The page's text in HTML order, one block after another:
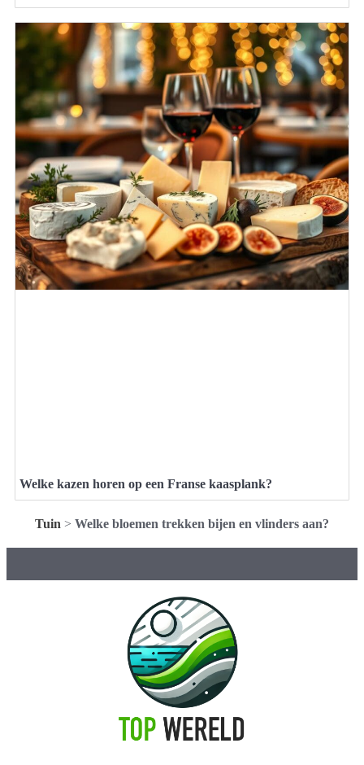
Welke kazen horen op een Franse kaasplank?
Tuin > Welke bloemen trekken bijen en vlinders aan?